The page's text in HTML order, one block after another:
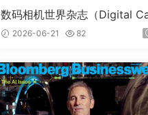
数码相机世界杂志（Digital
era World）2026年7月
2026-06-21 82